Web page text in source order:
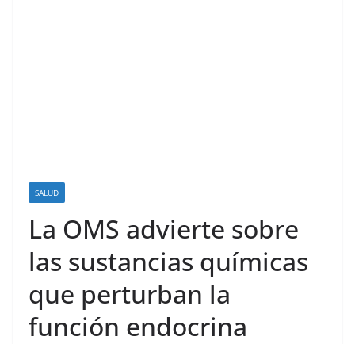
SALUD
La OMS advierte sobre
las sustancias químicas
que perturban la
función endocrina